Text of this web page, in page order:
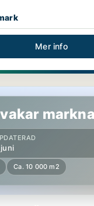
Mer info
Ca. 10 000 m2